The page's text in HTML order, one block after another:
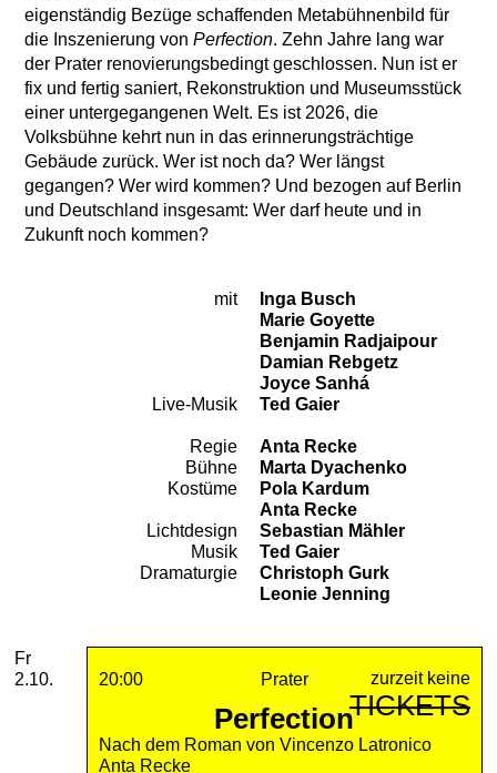
eigenständig Bezüge schaffenden Metabühnenbild für
die Inszenierung von Perfection. Zehn Jahre lang war
der Prater renovierungsbedingt geschlossen. Nun ist er
fix und fertig saniert, Rekonstruktion und Museumsstück
einer untergegangenen Welt. Es ist 2026, die
Volksbühne kehrt nun in das erinnerungsträchtige
Gebäude zurück. Wer ist noch da? Wer längst
gegangen? Wer wird kommen? Und bezogen auf Berlin
und Deutschland insgesamt: Wer darf heute und in
Zukunft noch kommen?
Besetzung
mit
Inga Busch
Marie Goyette
Benjamin Radjaipour
Damian Rebgetz
Joyce Sanhá
Live-Musik
Ted Gaier
Team
Regie
Anta Recke
Bühne
Marta Dyachenko
Kostüme
Pola Kardum
Anta Recke
Lichtdesign
Sebastian Mähler
Musik
Ted Gaier
Dramaturgie
Christoph Gurk
Leonie Jenning
Aufführungen
2026
Oktober
Freitag, 02. Oktober 2026
Fr
2.10.
20:00 Prater
Perfection
Nach dem Roman von Vincenzo Latronico
Anta Recke
zurzeit keine
TICKETS